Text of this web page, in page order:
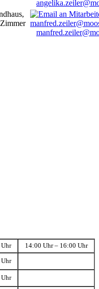
14:00 Uhr – 16:00 Uhr